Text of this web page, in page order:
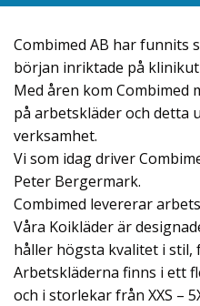
Combimed AB har funnits
början inriktade på
Med åren kom Combimed
på arbetskläder och detta
verksamhet.
Vi som idag driver
Peter Bergermark.
Combimed levererar
Våra Koikläder är
håller högsta kvalitet i
Arbetskläderna finns i ett
och i storlekar från XXS –